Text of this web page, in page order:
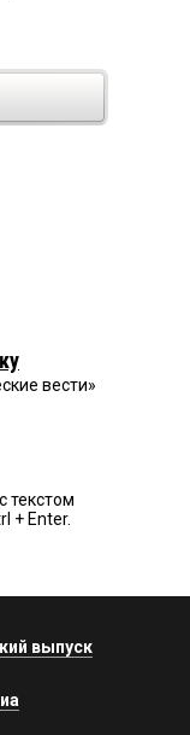
вести»
текстом
+ Enter.
выпуск